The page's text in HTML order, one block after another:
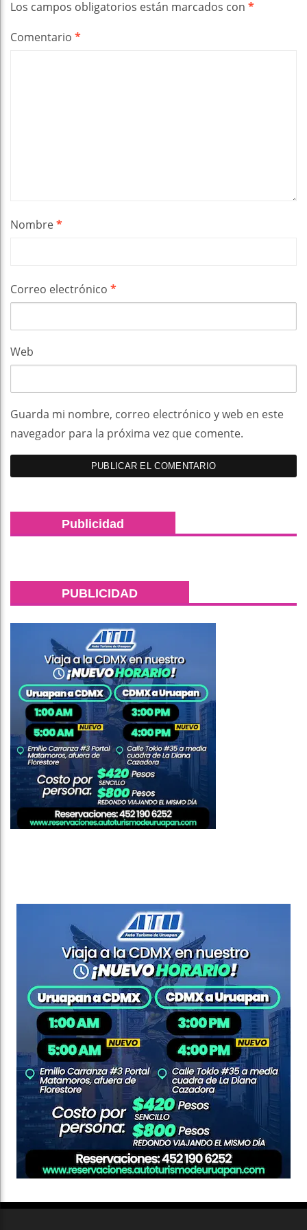
Los campos obligatorios están marcados con *
Comentario *
Nombre*
Correo electrónico *
Web
Guarda mi nombre, correo electrónico y web en este
navegador para la próxima vez que comente.
Publicidad
PUBLICIDAD